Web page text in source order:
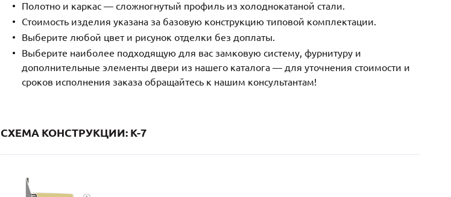
Полотно и каркас — сложногнутый профиль из холоднокатаной стали.
Стоимость изделия указана за базовую конструкцию типовой комплектации.
Выберите любой цвет и рисунок отделки без доплаты.
Выберите наиболее подходящую для вас замковую систему, фурнитуру и
дополнительные элементы двери из нашего каталога — для уточнения стоимости и
сроков исполнения заказа обращайтесь к нашим консультантам!
СХЕМА КОНСТРУКЦИИ: K-7